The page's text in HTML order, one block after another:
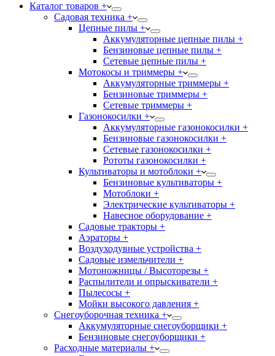
Каталог товаров +
Садовая техника +
Цепные пилы +
Аккумуляторные цепные пилы +
Бензиновые цепные пилы +
Сетевые цепные пилы +
Мотокосы и триммеры +
Аккумуляторные триммеры +
Бензиновые триммеры +
Сетевые триммеры +
Газонокосилки +
Аккумуляторные газонокосилки +
Бензиновые газонокосилки +
Сетевые газонокосилки +
Рототы газонокосилки +
Культиваторы и мотоблоки +
Бензиновые культиваторы +
Мотоблоки +
Электрические культиваторы +
Навесное оборудование +
Садовые тракторы +
Аэраторы +
Воздуходувные устройства +
Садовые измельчители +
Мотоножницы / Высоторезы +
Распылители и опрыскиватели +
Пылесосы +
Мойки высокого давления +
Снегоуборочная техника +
Аккумуляторные снегоуборщики +
Бензиновые снегоуборщики +
Расходные материалы +